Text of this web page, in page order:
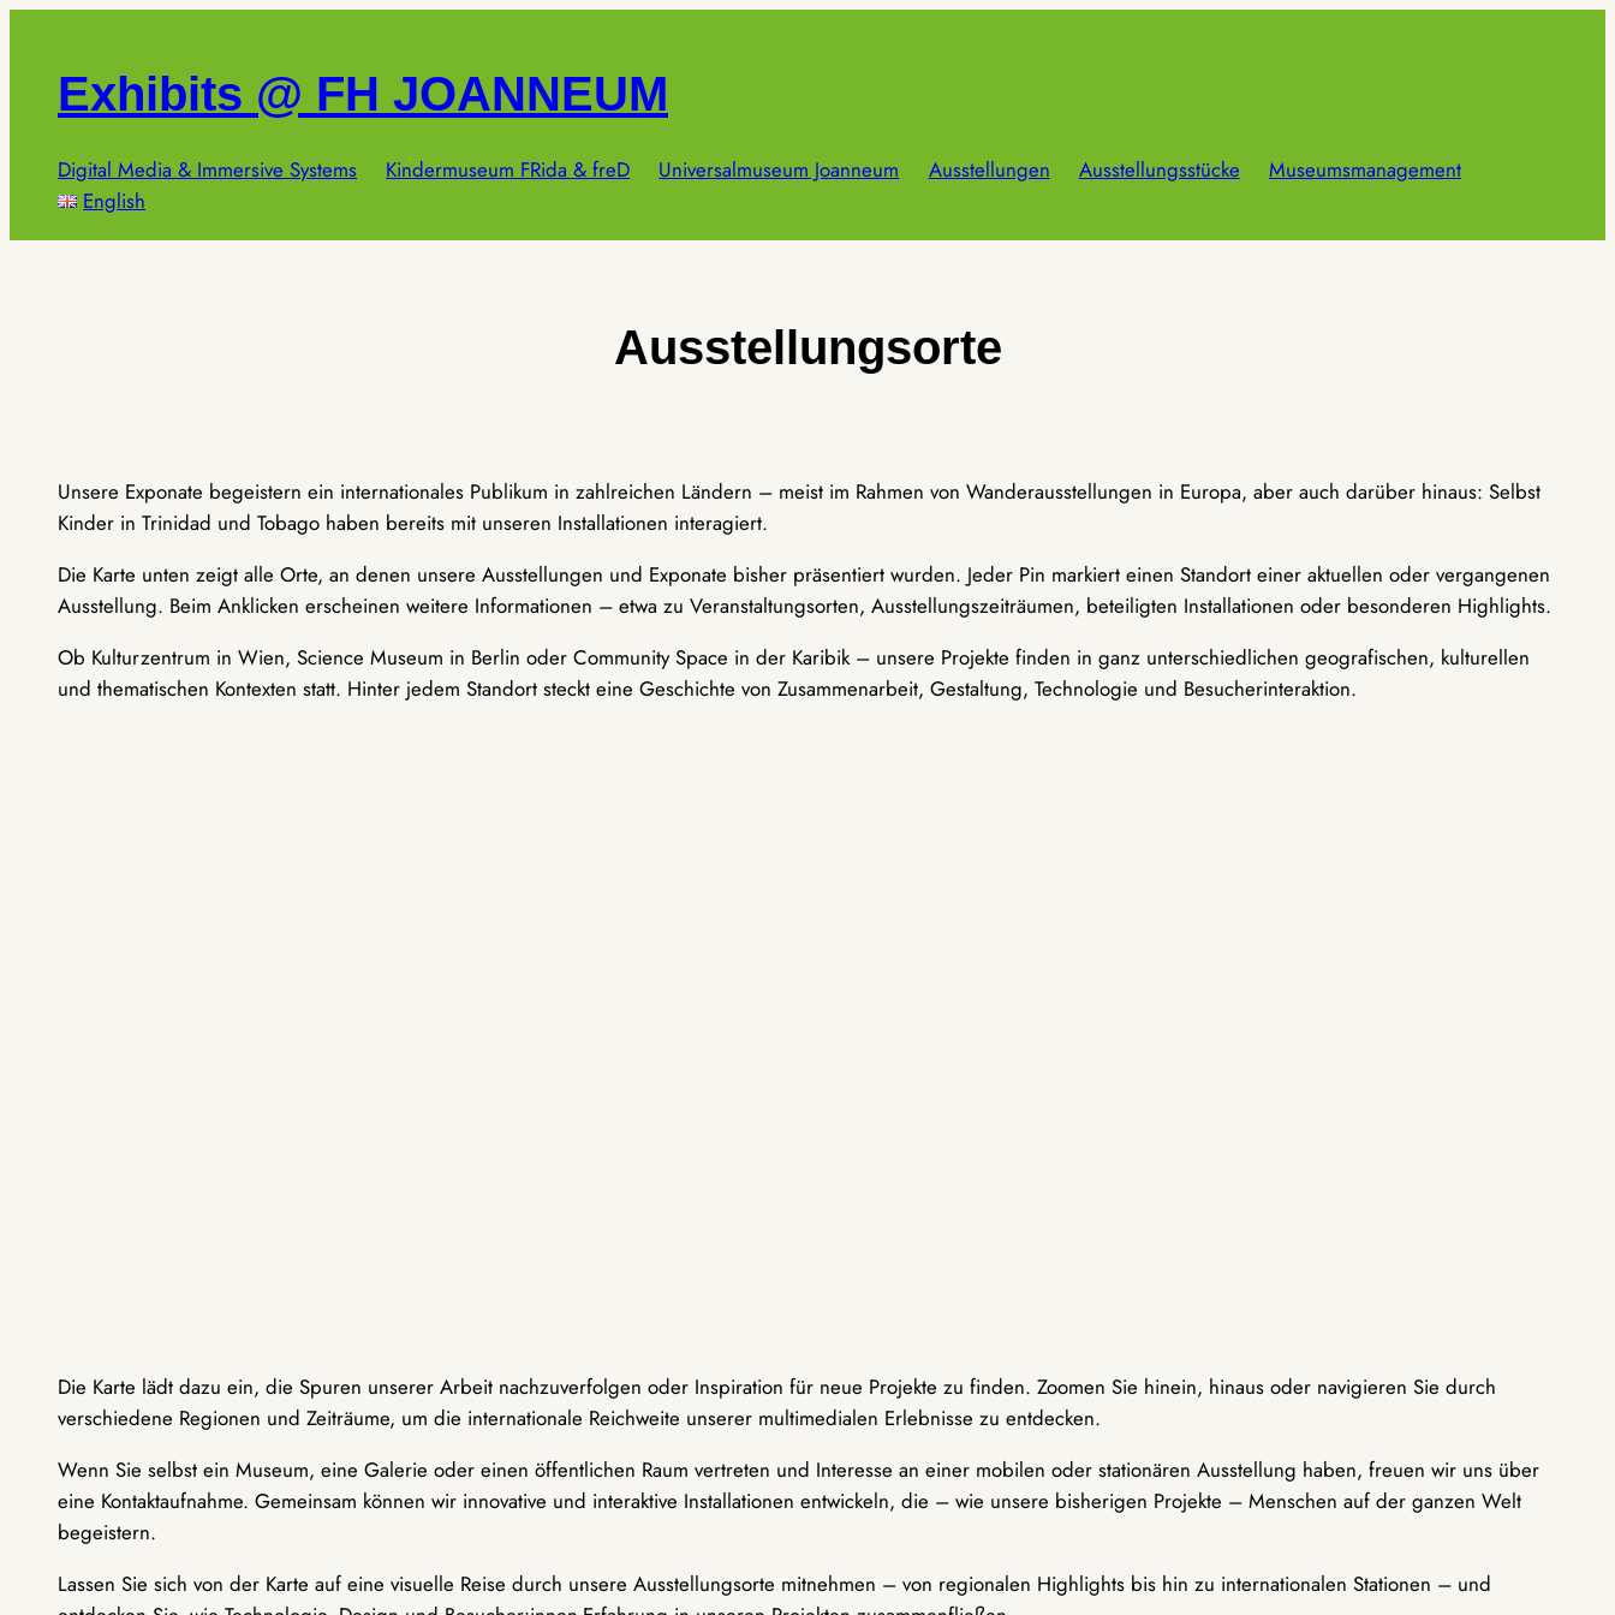
springenExhibits @ FH JOANNEUM
Digital Media & Immersive Systems Kindermuseum FRida & freD Universalmuseum Joanneum Ausstellungen Ausstellungsstücke
Museumsmanagement
English
Ausstellungsorte
Unsere Exponate begeistern ein internationales Publikum in zahlreichen Ländern – meist im Rahmen von Wanderausstellungen in Europa, aber auch darüber hinaus: Selbst
Kinder in Trinidad und Tobago haben bereits mit unseren Installationen interagiert.
Die Karte unten zeigt alle Orte, an denen unsere Ausstellungen und Exponate bisher präsentiert wurden. Jeder Pin markiert einen Standort einer aktuellen oder vergangenen
Ausstellung. Beim Anklicken erscheinen weitere Informationen – etwa zu Veranstaltungsorten, Ausstellungszeiträumen, beteiligten Installationen oder besonderen Highlights.
Ob Kulturzentrum in Wien, Science Museum in Berlin oder Community Space in der Karibik – unsere Projekte finden in ganz unterschiedlichen geografischen, kulturellen
und thematischen Kontexten statt. Hinter jedem Standort steckt eine Geschichte von Zusammenarbeit, Gestaltung, Technologie und Besucherinteraktion.
Die Karte lädt dazu ein, die Spuren unserer Arbeit nachzuverfolgen oder Inspiration für neue Projekte zu finden. Zoomen Sie hinein, hinaus oder navigieren Sie durch
verschiedene Regionen und Zeiträume, um die internationale Reichweite unserer multimedialen Erlebnisse zu entdecken.
Wenn Sie selbst ein Museum, eine Galerie oder einen öffentlichen Raum vertreten und Interesse an einer mobilen oder stationären Ausstellung haben, freuen wir uns über
eine Kontaktaufnahme. Gemeinsam können wir innovative und interaktive Installationen entwickeln, die – wie unsere bisherigen Projekte – Menschen auf der ganzen Welt
begeistern.
Lassen Sie sich von der Karte auf eine visuelle Reise durch unsere Ausstellungsorte mitnehmen – von regionalen Highlights bis hin zu internationalen Stationen – und